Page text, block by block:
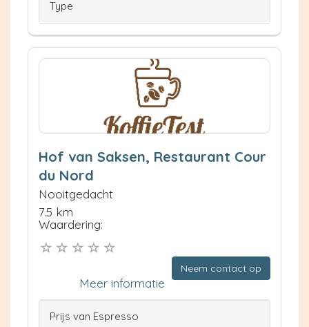
Type
Hof van Saksen, Restaurant Cour
du Nord
Nooitgedacht
7.5 km
Waardering:
Neem contact op
Meer informatie
Prijs van Espresso